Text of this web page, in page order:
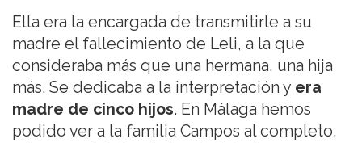
Ella era la encargada de transmitirle a su
madre el fallecimiento de Leli, a la que
consideraba más que una hermana, una hija
más. Se dedicaba a la interpretación y era
madre de cinco hijos. En Málaga hemos
podido ver a la familia Campos al completo,